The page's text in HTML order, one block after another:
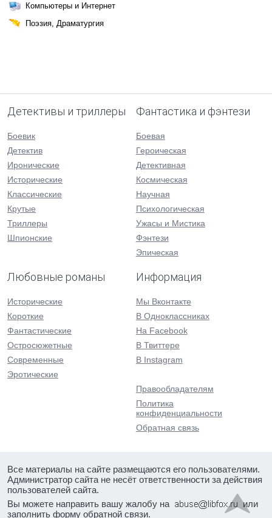
Компьютеры и Интернет
Поэзия, Драматургия
Детективы и триллеры
Боевик
Детектив
Иронические
Исторические
Классические
Крутые
Триллеры
Шпионские
Фантастика и фэнтези
Боевая
Героическая
Детективная
Космическая
Научная
Психологическая
Ужасы и Мистика
Фэнтези
Эпическая
Любовные романы
Исторические
Короткие
Фантастические
Остросюжетные
Современные
Эротические
Информация
Мы Вконтакте
В Одноклассниках
На Facebook
В Твиттере
В Instagram
Правообладателям
Политика
конфиденциальности
Обратная связь
Все материалы на сайте размещаются его пользователями.
Администратор сайта не несёт ответственности за действия
пользователей сайта.
Вы можете направить вашу жалобу на
или
заполнить форму обратной связи.